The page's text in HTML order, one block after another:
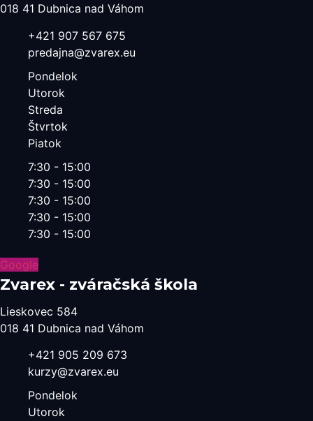
018 41 Dubnica nad Váhom
+421 907 567 675
predajna@zvarex.eu
Pondelok
Utorok
Streda
Štvrtok
Piatok
7:30 - 15:00
7:30 - 15:00
7:30 - 15:00
7:30 - 15:00
7:30 - 15:00
Google
Zvarex - zváračská škola
Lieskovec 584
018 41 Dubnica nad Váhom​
+421 905 209 673​
kurzy@zvarex.eu
Pondelok
Utorok